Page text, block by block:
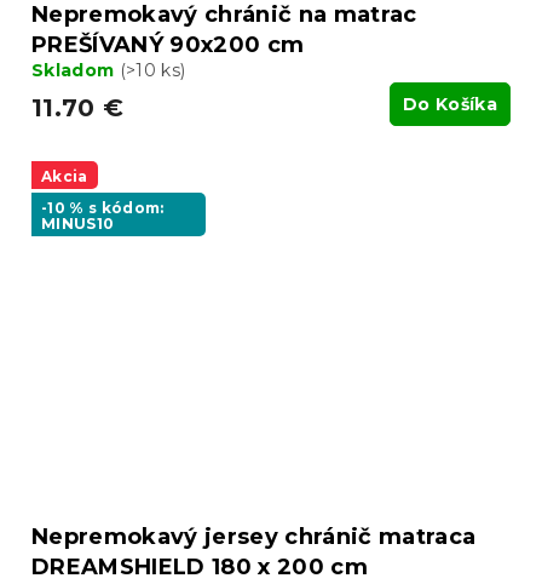
Nepremokavý chránič na matrac
PREŠÍVANÝ 90x200 cm
Skladom (>10 ks)
11.70 € Do Košíka
Akcia
-10 % s kódom:
MINUS10
Nepremokavý jersey chránič matraca
DREAMSHIELD 180 x 200 cm